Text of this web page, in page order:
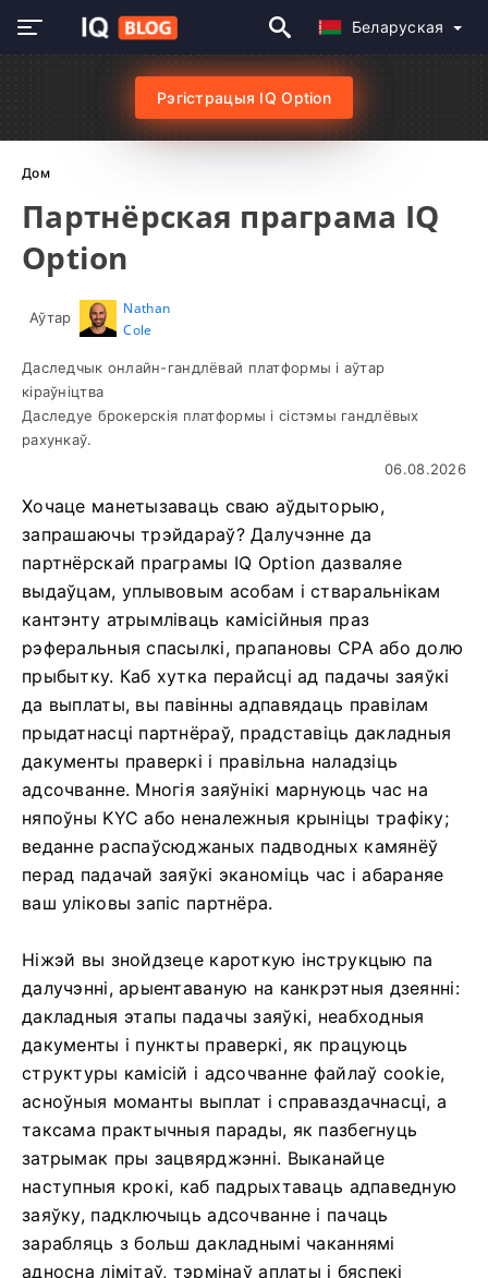
Беларуская
Рэгістрацыя IQ Option
Дом
Партнёрская праграма IQ
Option
Аўтар
Nathan
Cole
Даследчык онлайн-гандлёвай платформы і аўтар
кіраўніцтва
Даследуе брокерскія платформы і сістэмы гандлёвых
рахункаў.
06.08.2026
Хочаце манетызаваць сваю аўдыторыю,
запрашаючы трэйдараў? Далучэнне да
партнёрскай праграмы IQ Option дазваляе
выдаўцам, уплывовым асобам і стваральнікам
кантэнту атрымліваць камісійныя праз
рэферальныя спасылкі, прапановы CPA або долю
прыбытку. Каб хутка перайсці ад падачы заяўкі
да выплаты, вы павінны адпавядаць правілам
прыдатнасці партнёраў, прадставіць дакладныя
дакументы праверкі і правільна наладзіць
адсочванне. Многія заяўнікі марнуюць час на
няпоўны KYC або неналежныя крыніцы трафіку;
веданне распаўсюджаных падводных камянёў
перад падачай заяўкі эканоміць час і абараняе
ваш уліковы запіс партнёра.
Ніжэй вы знойдзеце кароткую інструкцыю па
далучэнні, арыентаваную на канкрэтныя дзеянні:
дакладныя этапы падачы заяўкі, неабходныя
дакументы і пункты праверкі, як працуюць
структуры камісій і адсочванне файлаў cookie,
асноўныя моманты выплат і справаздачнасці, а
таксама практычныя парады, як пазбегнуць
затрымак пры зацвярджэнні. Выканайце
наступныя крокі, каб падрыхтаваць адпаведную
заяўку, падключыць адсочванне і пачаць
зарабляць з больш дакладнымі чаканнямі
адносна лімітаў, тэрмінаў аплаты і бяспекі